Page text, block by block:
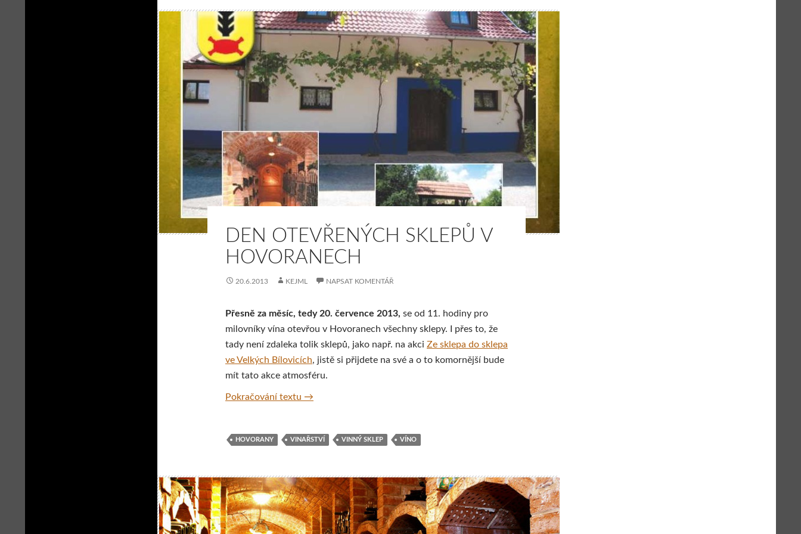
DEN OTEVŘENÝCH SKLEPŮ V
HOVORANECH
20.6.2013 KEJML NAPSAT KOMENTÁŘ
Přesně za měsíc, tedy 20. července 2013, se od 11. hodiny pro
milovníky vína otevřou v Hovoranech všechny sklepy. I přes to, že
tady není zdaleka tolik sklepů, jako např. na akci Ze sklepa do sklepa
ve Velkých Bílovicích, jistě si přijdete na své a o to komornější bude
mít tato akce atmosféru.
Pokračování textu Den otevřených sklepů v Hovoranech
→
HOVORANY VINAŘSTVÍ VINNÝ SKLEP VÍNO